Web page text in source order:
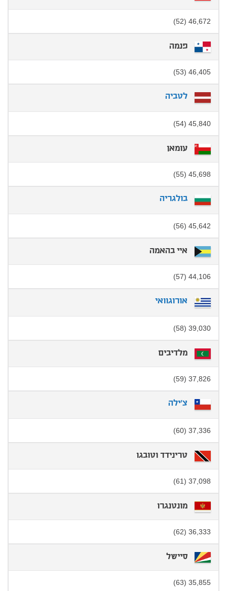
46,672 (52)
פנמה
46,405 (53)
לטביה
45,840 (54)
עומאן
45,698 (55)
בולגריה
45,642 (56)
איי בהאמה
44,106 (57)
אורוגוואי
39,030 (58)
מלדיבים
37,826 (59)
צ'ילה
37,336 (60)
טרינידד וטובגו
37,098 (61)
מונטנגרו
36,333 (62)
סיישל
35,855 (63)